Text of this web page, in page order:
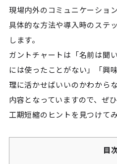
現場内外のコミュニケーショ
具体的な方法や導入時のステ
します。
ガントチャートは「名前は聞
には使ったことがない」「興
理に活かせばいいのかわから
内容となっていますので、ぜ
工期短縮のヒントを見つけて
目